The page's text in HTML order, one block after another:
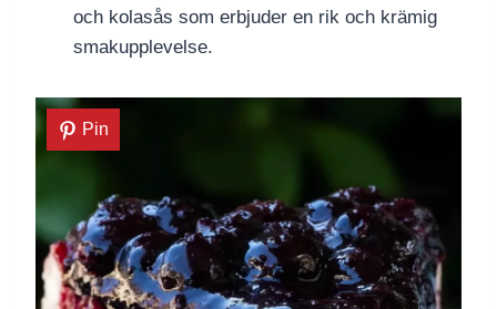
och kolasås som erbjuder en rik och krämig
smakupplevelse.
Pin